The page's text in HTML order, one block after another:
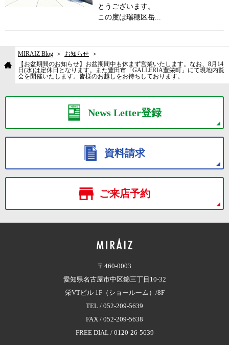
とうございます。
この度は瑞穂区岳...
MIRAIZ Blog
お知らせ
【お盆期間のお知らせ】お盆期間中も休まず営業いたします。なお、8月14
日(水)は定休日となります。また豊田市「GALLERIA豊栄町」にて現地内覧
会を開催いたします。皆様のお越しをお待ちしております。
News Letter登録
資料請求
ご来店予約
〒460-0003
愛知県名古屋市中区錦三丁目10-32
栄VTビル 1F（ショールーム）/8F
TEL / 052-209-5639
FAX / 052-209-5638
FREE DIAL / 0120-26-5639